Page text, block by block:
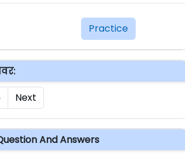
Practice
Next
And Answers